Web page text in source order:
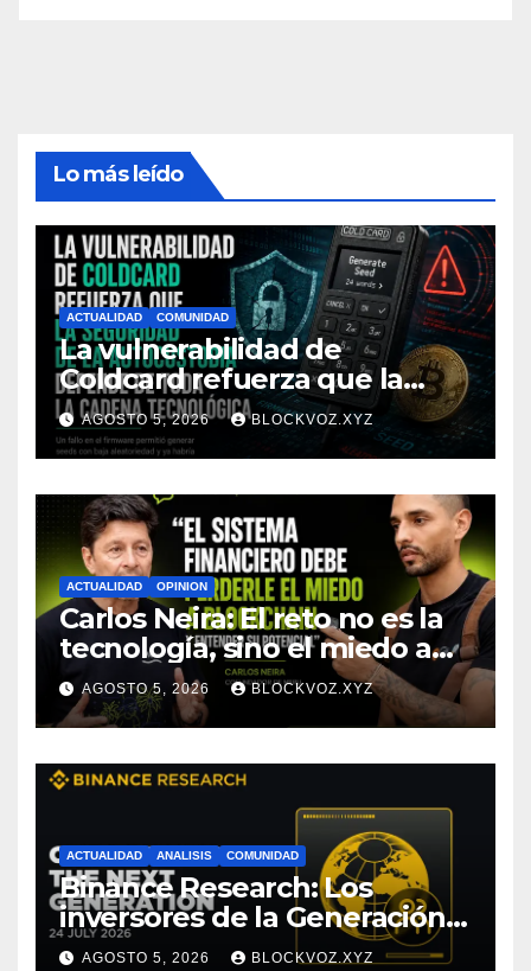
Lo más leído
ACTUALIDAD COMUNIDAD
La vulnerabilidad de
Coldcard refuerza que la
seguridad de la autocustodia
depende de toda la cadena
tecnológica, afirma CoinEx
Research
AGOSTO 5, 2026 BLOCKVOZ.XYZ
ACTUALIDAD OPINION
Carlos Neira: El reto no es la
tecnología, sino el miedo a
entenderla
AGOSTO 5, 2026 BLOCKVOZ.XYZ
ACTUALIDAD ANALISIS COMUNIDAD
Binance Research: Los
inversores de la Generación Z
empiezan más jóvenes y
AGOSTO 5, 2026 BLOCKVOZ.XYZ